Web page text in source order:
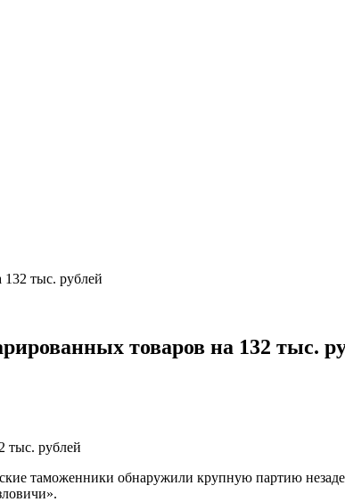
132 тыс. рублей
товаров на 132 тыс.
таможенники обнаружили крупную партию